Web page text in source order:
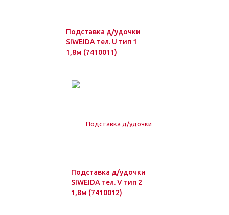
Подставка д/удочки
SIWEIDA тел. U тип 1
1,8м (7410011)
Подставка д/удочки
SIWEIDA тел. V тип 2
1,8м (7410012)